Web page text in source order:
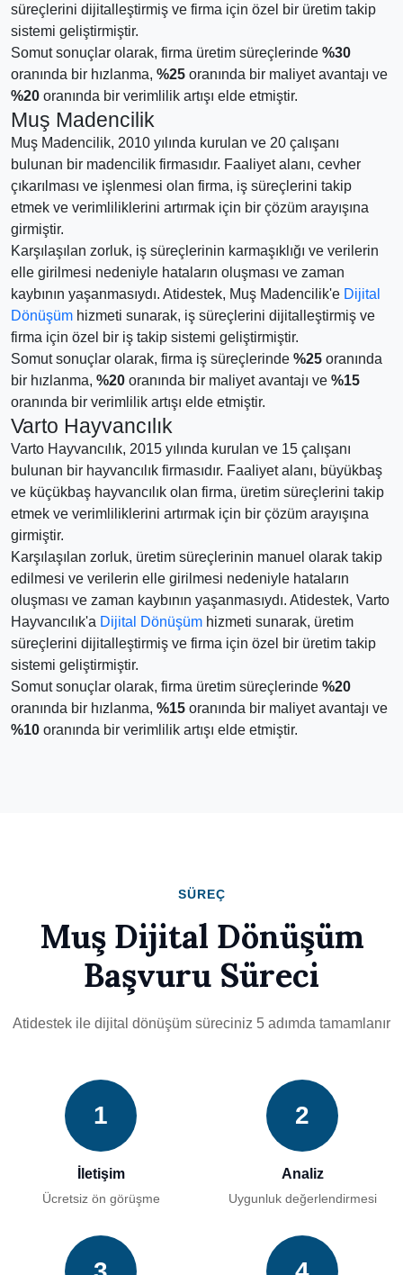
süreçlerini dijitalleştirmiş ve firma için özel bir üretim takip
sistemi geliştirmiştir.
Somut sonuçlar olarak, firma üretim süreçlerinde %30
oranında bir hızlanma, %25 oranında bir maliyet avantajı ve
%20 oranında bir verimlilik artışı elde etmiştir.
Muş Madencilik
Muş Madencilik, 2010 yılında kurulan ve 20 çalışanı
bulunan bir madencilik firmasıdır. Faaliyet alanı, cevher
çıkarılması ve işlenmesi olan firma, iş süreçlerini takip
etmek ve verimliliklerini artırmak için bir çözüm arayışına
girmiştir.
Karşılaşılan zorluk, iş süreçlerinin karmaşıklığı ve verilerin
elle girilmesi nedeniyle hataların oluşması ve zaman
kaybının yaşanmasıydı. Atidestek, Muş Madencilik'e Dijital
Dönüşüm hizmeti sunarak, iş süreçlerini dijitalleştirmiş ve
firma için özel bir iş takip sistemi geliştirmiştir.
Somut sonuçlar olarak, firma iş süreçlerinde %25 oranında
bir hızlanma, %20 oranında bir maliyet avantajı ve %15
oranında bir verimlilik artışı elde etmiştir.
Varto Hayvancılık
Varto Hayvancılık, 2015 yılında kurulan ve 15 çalışanı
bulunan bir hayvancılık firmasıdır. Faaliyet alanı, büyükbaş
ve küçükbaş hayvancılık olan firma, üretim süreçlerini takip
etmek ve verimliliklerini artırmak için bir çözüm arayışına
girmiştir.
Karşılaşılan zorluk, üretim süreçlerinin manuel olarak takip
edilmesi ve verilerin elle girilmesi nedeniyle hataların
oluşması ve zaman kaybının yaşanmasıydı. Atidestek, Varto
Hayvancılık'a Dijital Dönüşüm hizmeti sunarak, üretim
süreçlerini dijitalleştirmiş ve firma için özel bir üretim takip
sistemi geliştirmiştir.
Somut sonuçlar olarak, firma üretim süreçlerinde %20
oranında bir hızlanma, %15 oranında bir maliyet avantajı ve
%10 oranında bir verimlilik artışı elde etmiştir.
SÜREÇ
Muş Dijital Dönüşüm
Başvuru Süreci
Atidestek ile dijital dönüşüm süreciniz 5 adımda tamamlanır
1
İletişim
Ücretsiz ön görüşme
2
Analiz
Uygunluk değerlendirmesi